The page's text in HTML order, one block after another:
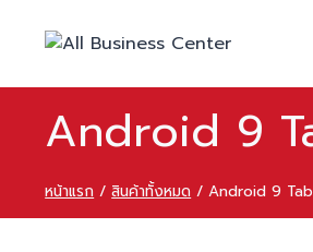
Android 9
หน้าแรก / สินค้าทั้งหมด / Android 9